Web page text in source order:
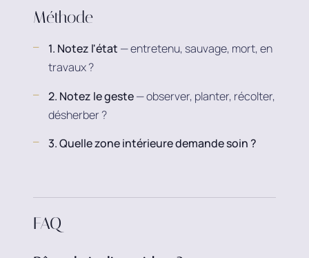
Méthode
1. Notez l'état — entretenu, sauvage, mort, en
travaux ?
2. Notez le geste— observer, planter, récolter,
désherber ?
3. Quelle zone intérieure demande soin ?
FAQ